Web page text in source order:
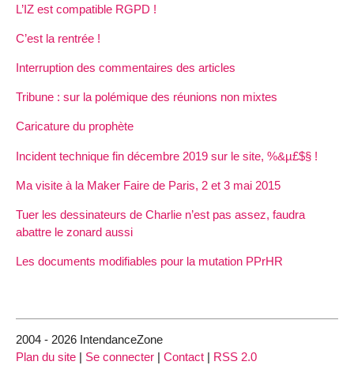
L’IZ est compatible RGPD !
C’est la rentrée !
Interruption des commentaires des articles
Tribune : sur la polémique des réunions non mixtes
Caricature du prophète
Incident technique fin décembre 2019 sur le site, %&µ£$§ !
Ma visite à la Maker Faire de Paris, 2 et 3 mai 2015
Tuer les dessinateurs de Charlie n’est pas assez, faudra
abattre le zonard aussi
Les documents modifiables pour la mutation PPrHR
2004 - 2026 IntendanceZone
Plan du site | Se connecter | Contact | RSS 2.0